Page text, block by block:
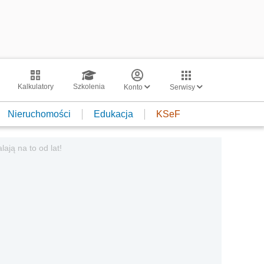
Kalkulatory Szkolenia Konto Serwisy
Nieruchomości Edukacja KSeF
na to od lat!